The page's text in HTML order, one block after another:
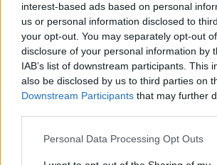
interest-based ads based on personal
us or personal information disclosed to
your opt-out. You may separately opt-out
disclosure of your personal information by
IAB’s list of downstream participants. This
also be disclosed by us to third parties on
Downstream Participants that may further
Please note that this website/app uses one
Personal Data Processing Opt Outs
Το δεύτερο μέτρο θα αφορά τους
μαγαζιά, όπου συγκεντρώνονται
αλλά δεν γίνονται ως σήμερα
πιστοποιητικών εμβολιασμού.
πληροφορίες, ο υπουργός Υγείας θα
ότι ξεκινάει πρόγραμμα
μαγαζιά με αυστηρότατες ποινές
καταστηματάρχες δεν εφαρμόζουν